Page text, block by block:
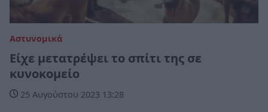
Αστυνομικά
Είχε μετατρέψει το σπίτι της σε
κυνοκομείο
25 Αυγούστου 2023 13:28